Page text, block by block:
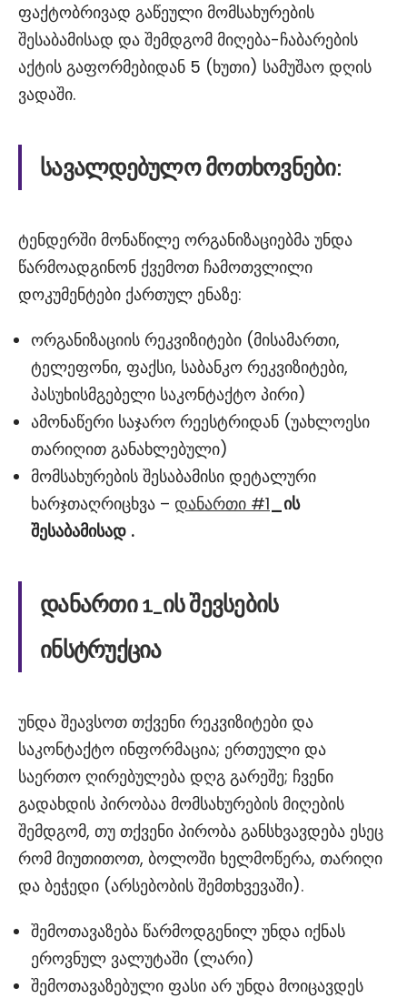
ფაქტობრივად გაწეული მომსახურების
შესაბამისად და შემდგომ მიღება-ჩაბარების
აქტის გაფორმებიდან 5 (ხუთი) სამუშაო დღის
ვადაში.
სავალდებულო მოთხოვნები:
ტენდერში მონაწილე ორგანიზაციებმა უნდა
წარმოადგინონ ქვემოთ ჩამოთვლილი
დოკუმენტები ქართულ ენაზე:
ორგანიზაციის რეკვიზიტები (მისამართი,
ტელეფონი, ფაქსი, საბანკო რეკვიზიტები,
პასუხისმგებელი საკონტაქტო პირი)
ამონაწერი საჯარო რეესტრიდან (უახლოესი
თარიღით განახლებული)
მომსახურების შესაბამისი დეტალური
ხარჯთაღრიცხვა – დანართი #1_ის
შესაბამისად .
დანართი 1_ის შევსების
ინსტრუქცია
უნდა შეავსოთ თქვენი რეკვიზიტები და
საკონტაქტო ინფორმაცია; ერთეული და
საერთო ღირებულება დღგ გარეშე; ჩვენი
გადახდის პირობაა მომსახურების მიღების
შემდგომ, თუ თქვენი პირობა განსხვავდება ესეც
რომ მიუთითოთ, ბოლოში ხელმოწერა, თარიღი
და ბეჭედი (არსებობის შემთხვევაში).
შემოთავაზება წარმოდგენილ უნდა იქნას
ეროვნულ ვალუტაში (ლარი)
შემოთავაზებული ფასი არ უნდა მოიცავდეს